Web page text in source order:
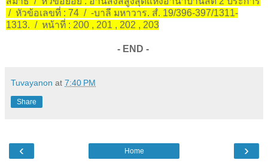
/ หัวข้อเลขที่ : 74 / -บาลี มหาวาร. สํ. 19/396-397/1311-
1313. / หน้าที่ : 200 , 201 , 202 , 203
- END -
Tuvayanon at 7:40 PM
Share
‹ ›
Home